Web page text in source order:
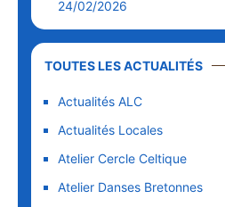
24/02/2026
TOUTES LES ACTUALITÉS
Actualités ALC
Actualités Locales
Atelier Cercle Celtique
Atelier Danses Bretonnes